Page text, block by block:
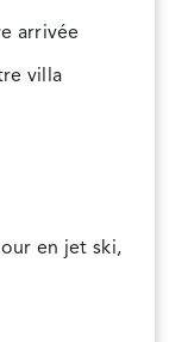
arrivée
villa
en jet ski,